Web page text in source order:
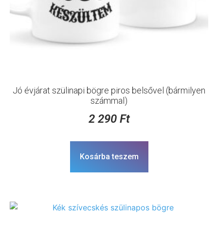
Jó évjárat szülinapi bögre piros belsővel (bármilyen
számmal)
2 290 Ft
Kosárba teszem